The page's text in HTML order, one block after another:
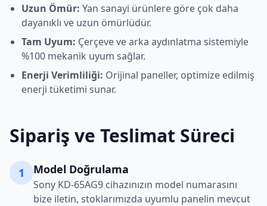
Uzun Ömür: Yan sanayi ürünlere göre çok daha
dayanıklı ve uzun ömürlüdür.
Tam Uyum: Çerçeve ve arka aydınlatma sistemiyle
%100 mekanik uyum sağlar.
Enerji Verimliliği: Orijinal paneller, optimize edilmiş
enerji tüketimi sunar.
Sipariş ve Teslimat Süreci
1 Model Doğrulama
Sony KD-65AG9 cihazınızın model numarasını
bize iletin, stoklarımızda uyumlu panelin mevcut